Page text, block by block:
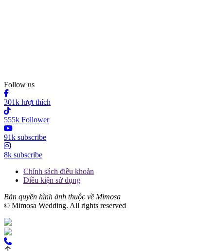
Follow us
301k lượt thích
555k Follower
91k subscribe
8k subscribe
Chính sách điều khoản
Điều kiện sử dụng
Bản quyền hình ảnh thuộc về Mimosa
© Mimosa Wedding. All rights reserved